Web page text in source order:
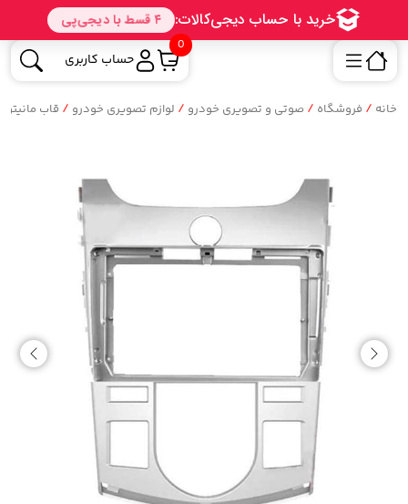
0
حساب کاربری
خانه / فروشگاه / صوتی و تصویری خودرو / لوازم تصویری خودرو / قاب